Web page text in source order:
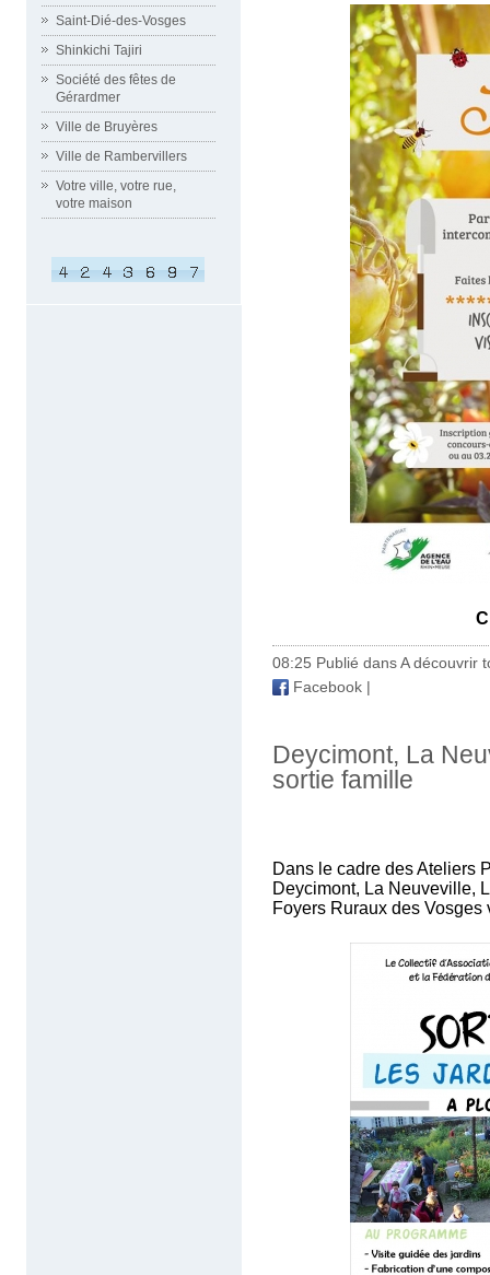
Saint-Dié-des-Vosges
Shinkichi Tajiri
Société des fêtes de
Gérardmer
Ville de Bruyères
Ville de Rambervillers
Votre ville, votre rue,
votre maison
08:25 Publié dansA découvrir
Facebook |
Deycimont, La
sortie famille
Dans le cadre des Ateliers
Deycimont, La Neuveville,
Foyers Ruraux des